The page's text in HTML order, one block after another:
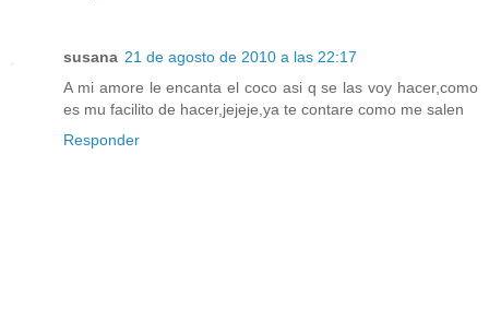
susana 21 de agosto de 2010 a las 22:17
A mi amore le encanta el coco asi q se las voy hacer,como
es mu facilito de hacer,jejeje,ya te contare como me salen
Responder